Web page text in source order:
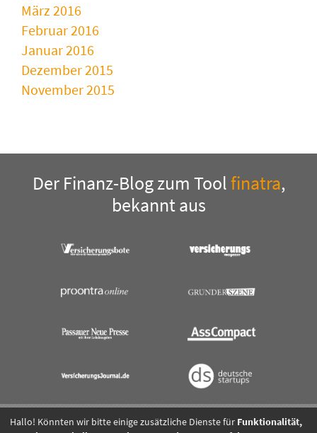
März 2016
Februar 2016
Januar 2016
Dezember 2015
November 2015
Der Finanz-Blog zum Toolfinatra,
bekannt aus
Hallo! Könnten wir bitte einige zusätzliche Dienste für Funktionalität,